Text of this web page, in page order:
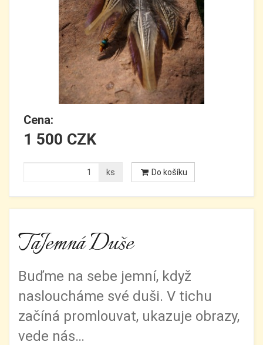
Cena:
1 500 CZK
ks Do košíku
TaJemná Duše
Buďme na sebe jemní, když
nasloucháme své duši. V tichu
začíná promlouvat, ukazuje obrazy,
vede nás…